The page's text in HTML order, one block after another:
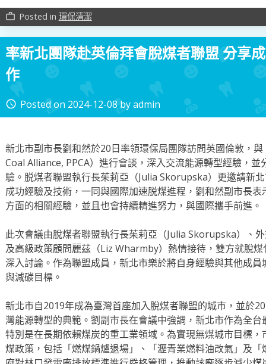
work_outline Posted in 環保清潔
率新北團隊赴英倫拜會脫煤者聯盟 分享
作
access_time Posted on 2024-12-08byadmin
新北市副市長劉和然於20日率領環保局團隊訪問英國倫敦，
Coal Alliance, PPCA）進行會談，深入交流能源轉型經驗，
驗。脱煤者聯盟執行長茱莉亞（Julia Skorupska）更邀請新
成功經驗及技術，一同與國際加速脱煤進程，劉和然副市長
方面的相關經驗，並且也會持續精進努力，與國際攜手前進。
此次會議由脫煤者聯盟執行長茱莉亞（Julia Skorupska）、
及高級政策顧問麗茲（Liz Wharmby）熱情接待，雙方就脫
深入討論。作為聯盟成員，新北市樂於將自身經驗與其他成
與減碳目標。
新北市自2019年成為臺灣首座加入脫煤者聯盟的城市，並於
灣能源轉型的典範。劉副市長在會議中強調，新北市作為全
特別是在長期依賴煤炭的重工業領域。為實現無煤城市目標
煤政策，包括「燃煤鍋爐退場」、「瀝青業燃料油改氣」及